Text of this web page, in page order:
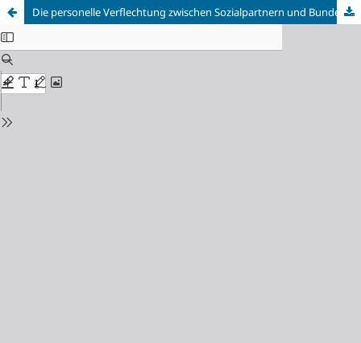
Die personelle Verflechtung zwischen Sozialpartnern und Bundesregierung in Österreich, 1945–2015